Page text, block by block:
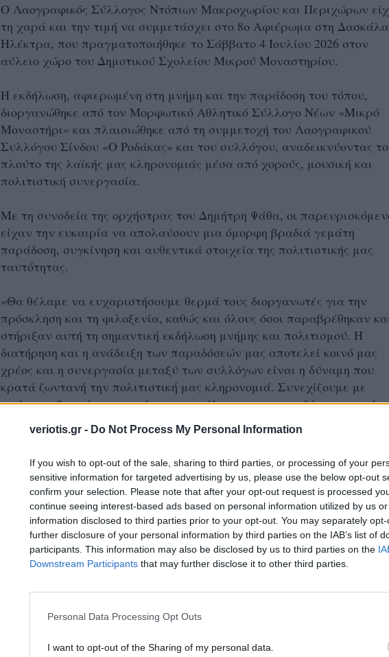
veriotis.gr - Do Not Process My Personal Information
If you wish to opt-out of the sale, sharing to third parties, or processing of your
sensitive information for targeted advertising by us, please use the below opt-out
confirm your selection. Please note that after your opt-out request is processed
continue seeing interest-based ads based on personal information utilized by us
information disclosed to third parties prior to your opt-out. You may separately
further disclosure of your personal information by third parties on the IAB’s list of
participants. This information may also be disclosed by us to third parties on the
Downstream Participants that may further disclose it to other third parties.
Personal Data Processing Opt Outs
I want to opt-out of the Sharing of my personal data.
Ο Λαογραφικός Σύλλογος Ντόπιων Μακροχωρίου και Περιχώρων
τη χαρά και την τιμή να συμμετάσχει στο 8ο Αφιέρωμα στη Δασκάλα
Ηλέκτρα, που πραγματοποιήθηκε το Σάββατο 4 Ιουλίου 2026 στον
αύλειο χώρο του Δημοτικού Σχολείου Μικρού Μοναστηρίου.
Η εκδήλωση, αφιερωμένη στη μνήμη και την παράδοση του τόπου,
διοργανώθηκε από τον Μορφωτικό Αθλητικό Σύλλογο Νέων «Μικρό
Μοναστήρι» και πλαισιώθηκε από τη συμμετοχή του Λαογραφικού
Συλλόγου Σίνδου «Ο Ροδάκας» και του συλλόγου, αναδεικνύοντας
πλούτο της λαϊκής μας κληρονομιάς μέσα από χορούς, μουσική και
πολιτιστική συνεργασία.
Με τη συνοδεία της ορχήστρας του Δημήτρη Ψάθα, οι
είχαν την ευκαιρία να απολαύσουν μια όμορφη βραδιά γεμάτη
παράδοση, συγκίνηση και αυθεντικά στοιχεία της πολιτιστικής μας
ταυτότητας.
«Θα θέλαμε να ευχαριστήσουμε θερμά τους διοργανωτές για την
πρόσκληση και τη φιλοξενία, καθώς και όλους όσοι παραβρέθηκαν
στήριξαν αυτή τη σημαντική εκδήλωση μνήμης και πολιτισμού. Η
διατήρηση και η ανάδειξη των παραδόσεών μας αποτελεί κοινό μας
χρέος και η συνεργασία μεταξύ των συλλόγων είναι η δύναμη που
κρατά ζωντανή την πολιτιστική μας κληρονομιά. Συνεχίζουμε με
αγάπη, σεβασμό και αφοσίωση στις ρίζες και τις παραδόσεις του
μας» αναφέρει σε ανακοίνωσή του το Διοικητικό Συμβούλιο του
Λαογραφικού Συλλόγου Ντόπιων Μακροχωρίου και Περιχώρων.